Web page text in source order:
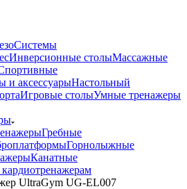
Системы
Инверсионные столыМассажные
и аксессуарыНастольный
Игровые столыУмные тренажеры
Гребные
Горнолыжные
Канатные
UltraGym UG-EL007